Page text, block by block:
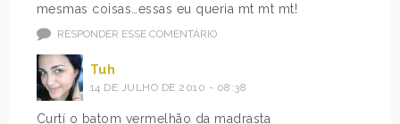
mesmas coisas…essas eu queria mt mt mt!
RESPONDER ESSE COMENTÁRIO
Tuh
14 DE JULHO DE 2010 - 08:38
Curtí o batom vermelhão da madrasta